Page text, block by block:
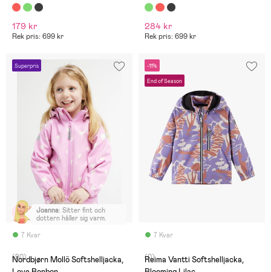
179 kr
Rek pris: 699 kr
284 kr
Rek pris: 699 kr
Superpris
7 Kvar
Joanna: Sitter fint och
dottern håller sig varm.
(90)
Nordbjørn Mollö Softshelljacka,
-11%
End of Season
7 Kvar
(0)
Reima Vantti Softshelljacka,